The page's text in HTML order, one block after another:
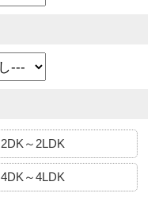
2DK～2LDK
4DK～4LDK